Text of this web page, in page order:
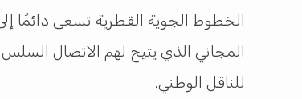
الخطوط الجوية القطرية تسعى دائمًا
المجاني الذي يتيح لهم الاتصال
للناقل الوطني.